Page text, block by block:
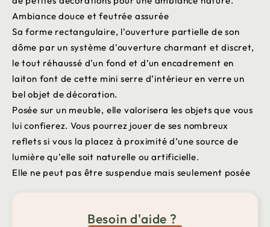
Ambiance douce et feutrée assurée
Sa forme rectangulaire, l’ouverture partielle de son
dôme par un système d’ouverture charmant et discret,
le tout réhaussé d’un fond et d’un encadrement en
laiton font de cette mini serre d’intérieur en verre un
bel objet de décoration.
Posée sur un meuble, elle valorisera les objets que vous
lui confierez. Vous pourrez jouer de ses nombreux
reflets si vous la placez à proximité d’une source de
lumière qu’elle soit naturelle ou artificielle.
Elle ne peut pas être suspendue mais seulement posée
Besoin d'aide ?